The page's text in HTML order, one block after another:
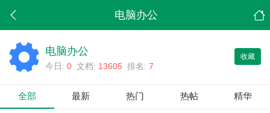
电脑办公
收藏
电脑办公
今日: 0 文档: 13605 排名: 7
全部 最新 热门 热帖 精华